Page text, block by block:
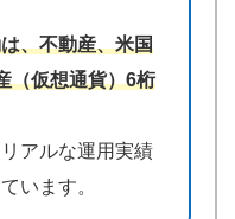
、不動産、米国
（仮想通貨）6桁
アルな運用実績
います。